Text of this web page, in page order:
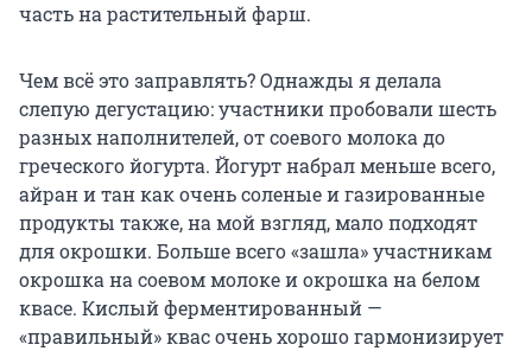
часть на растительный фарш.
Чем всё это заправлять? Однажды я делала
слепую дегустацию: участники пробовали шесть
разных наполнителей, от соевого молока до
греческого йогурта. Йогурт набрал меньше всего,
айран и тан как очень соленые и газированные
продукты также, на мой взгляд, мало подходят
для окрошки. Больше всего «зашла» участникам
окрошка на соевом молоке и окрошка на белом
квасе. Кислый ферментированный —
«правильный» квас очень хорошо гармонизирует